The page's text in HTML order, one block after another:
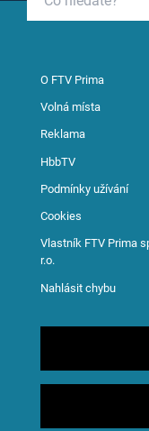
O FTV Prima
Volná místa
Reklama
HbbTV
Podmínky užívání
Cookies
Vlastník FTV Prima
r.o.
Nahlásit chybu